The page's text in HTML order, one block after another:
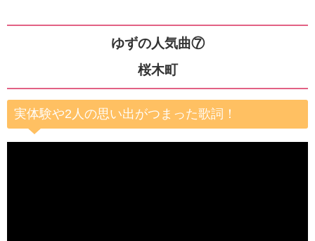
ゆずの人気曲⑦
桜木町
実体験や2人の思い出がつまった歌詞！